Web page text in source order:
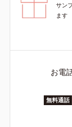
サン
ます
お電
無料通話